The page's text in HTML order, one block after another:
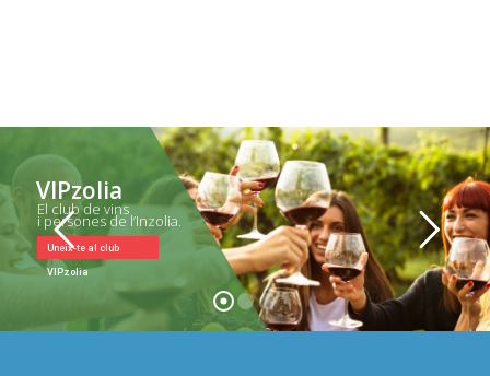
VIPzolia
Uneix-te al club
VIPzolia
El club de vins
i persones de l’Inzolia.